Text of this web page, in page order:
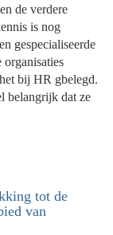
de verdere
is nog
gespecialiseerde
bij HR gbelegd.
belangrijk dat ze
tot de
van